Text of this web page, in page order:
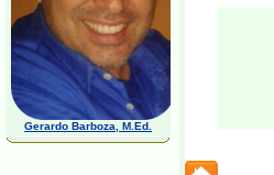
Gerardo Barboza, M.Ed.